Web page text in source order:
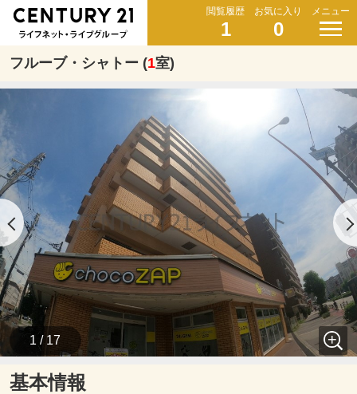
閲覧履歴
1
お気に入り
0
メニュー
フルーブ・シャトー (1室)
1 / 17
基本情報